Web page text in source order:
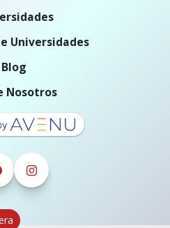
Universidades
Blog
Nosotros